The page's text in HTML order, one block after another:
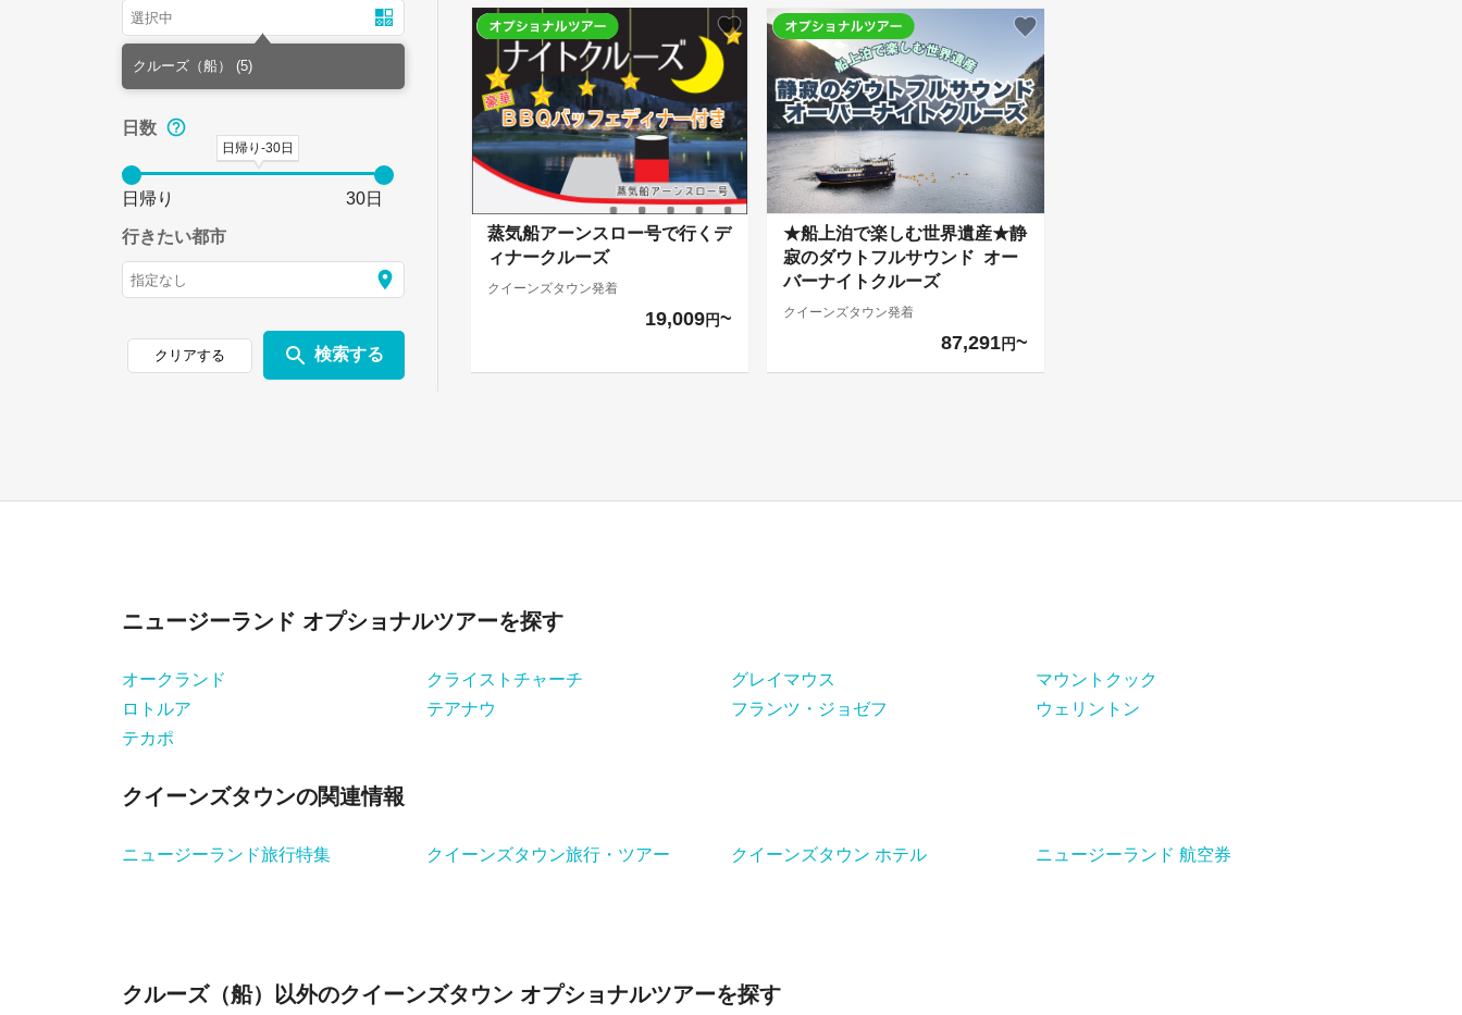
クルーズ（船） (5)
日数
日帰り 30日
日帰り-30日
行きたい都市
蒸気船アーンスロー号で行くデ
ィナークルーズ
クイーンズタウン発着
19,009円
★船上泊で楽しむ世界遺産★静
寂のダウトフルサウンド オー
バーナイトクルーズ
クイーンズタウン発着
87,291円
ニュージーランド オプショナルツアーを探す
オークランド クライストチャーチ グレイマウス
マウントクック
ロトルア
テアナウ フランツ・ジョゼフ
ウェリントン
テカポ
クイーンズタウンの関連情報
ニュージーランド旅行特集 クイーンズタウン旅行・ツアー クイーンズタウン ホテル ニュージーランド 航空券
クルーズ（船）以外のクイーンズタウン オプショナルツアーを探す